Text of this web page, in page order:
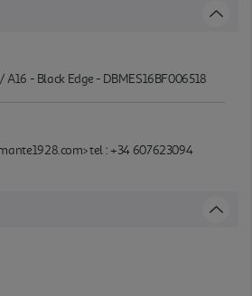
- Black Edge - DBMES16BF006518
tel : +34 607623094